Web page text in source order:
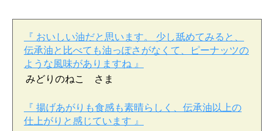
『 おいしい油だと思います。 少し舐めてみると、
伝承油と比べても油っぽさがなくて、ピーナッツの
ような風味がありますね 』
みどりのねこ さま
『 揚げあがりも食感も素晴らしく、伝承油以上の
仕上がりと感じています 』